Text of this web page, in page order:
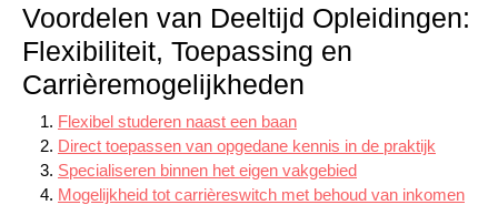
Voordelen van Deeltijd Opleidingen:
Flexibiliteit, Toepassing en
Carrièremogelijkheden
Flexibel studeren naast een baan
Direct toepassen van opgedane kennis in de praktijk
Specialiseren binnen het eigen vakgebied
Mogelijkheid tot carrièreswitch met behoud van inkomen